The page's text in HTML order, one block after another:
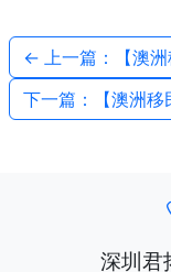
下一篇：【澳洲
深圳君